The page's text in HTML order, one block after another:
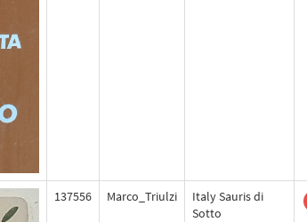
137556 Marco_Triulzi
Italy Sauris di
Sotto